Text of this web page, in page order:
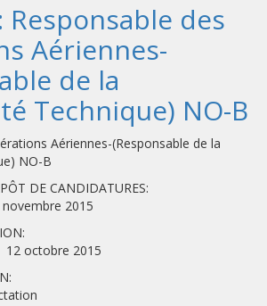
Responsable des
Aériennes-
de la
Technique) NO-B
Aériennes-(Responsable de la
NO-B
DE CANDIDATURES:
2015
2015